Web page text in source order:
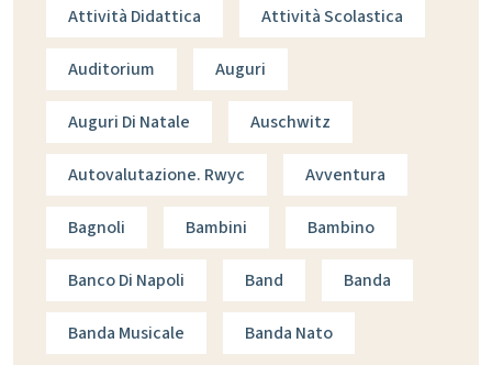
Attività Didattica Attività Scolastica
Auditorium Auguri
Auguri Di Natale Auschwitz
Autovalutazione. Rwyc Avventura
Bagnoli Bambini Bambino
Banco Di Napoli Band Banda
Banda Musicale Banda Nato